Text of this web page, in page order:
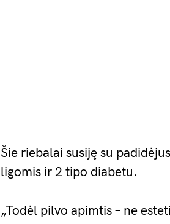
Šie riebalai susiję su
ligomis ir 2 tipo diabetu.
„Todėl pilvo apimtis – ne